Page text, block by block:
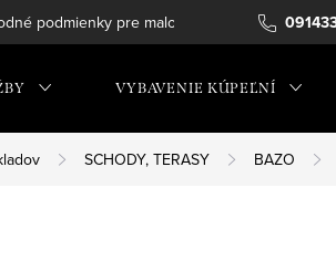
podmienky pre maloobchod
VYBAVENIE KÚPEĽNÍ
SCHODY, TERASY BAZO